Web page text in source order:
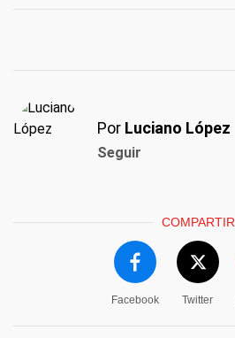
Por Luciano López
Seguir
COMPARTIR
Facebook Twitter